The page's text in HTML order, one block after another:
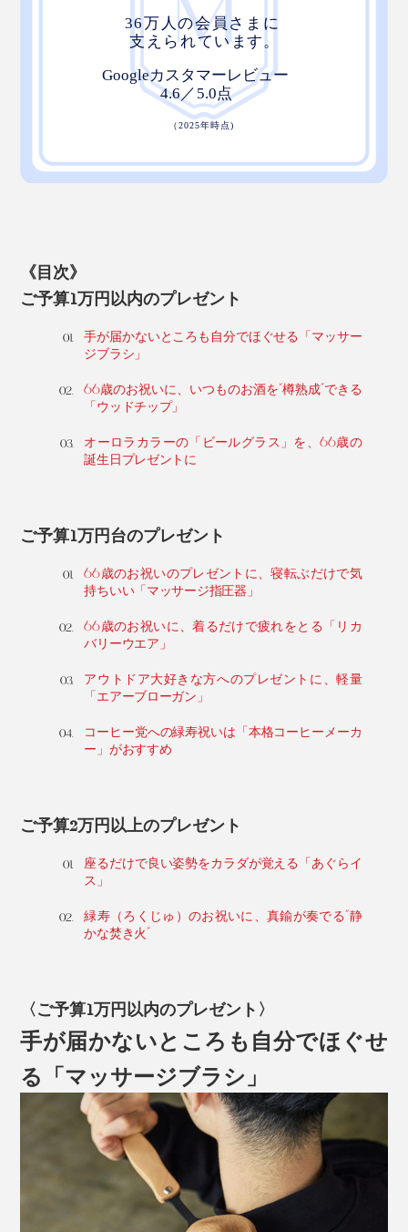
《目次》
ご予算1万円以内のプレゼント
手が届かないところも自分でほぐせる「マッサー
ジブラシ」
66歳のお祝いに、いつものお酒を“樽熟成”できる
「ウッドチップ」
オーロラカラーの「ビールグラス」を、66歳の
誕生日プレゼントに
ご予算1万円台のプレゼント
66歳のお祝いのプレゼントに、寝転ぶだけで気
持ちいい「マッサージ指圧器」
66歳のお祝いに、着るだけで疲れをとる「リカ
バリーウエア」
アウトドア大好きな方へのプレゼントに、軽量
「エアーブローガン」
コーヒー党への緑寿祝いは「本格コーヒーメーカ
ー」がおすすめ
ご予算2万円以上のプレゼント
座るだけで良い姿勢をカラダが覚える「あぐらイ
ス」
緑寿（ろくじゅ）のお祝いに、真鍮が奏でる“静
かな焚き火”
〈ご予算1万円以内のプレゼント〉
手が届かないところも自分でほぐせ
る「マッサージブラシ」